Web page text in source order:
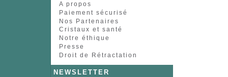
A propos
Paiement sécurisé
Nos Partenaires
Cristaux et santé
Notre éthique
Presse
Droit de Rétractation
NEWSLETTER